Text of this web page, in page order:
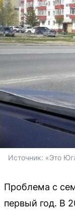
Источник: «Это
Проблема с
первый год. В